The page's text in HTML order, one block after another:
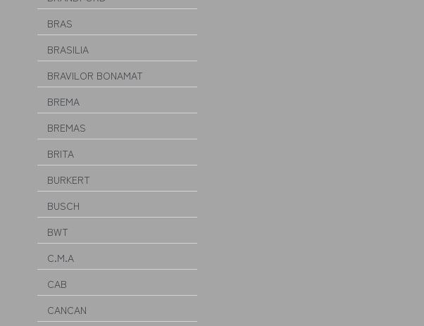
BRAS
BRASILIA
BRAVILOR BONAMAT
BREMA
BREMAS
BRITA
BURKERT
BUSCH
BWT
C.M.A
CAB
CANCAN